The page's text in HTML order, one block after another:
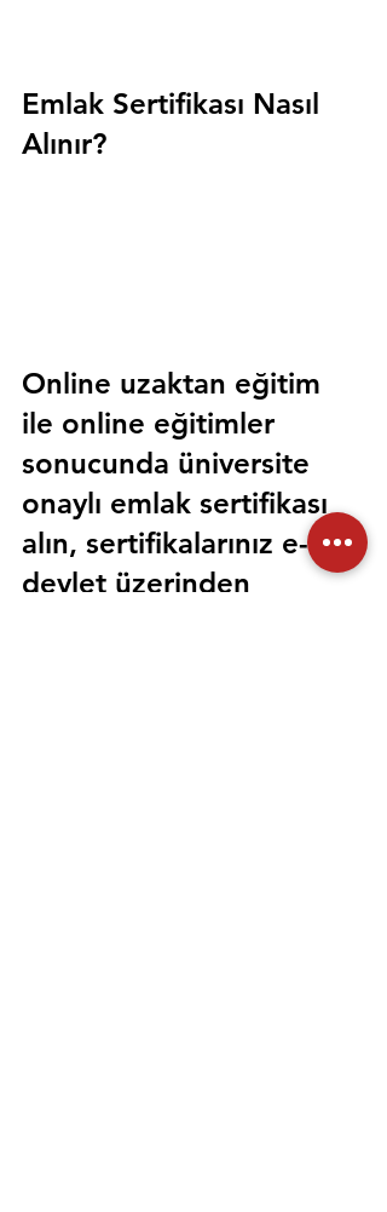
Emlak Sertifikası Nasıl
Alınır?
Online uzaktan eğitim
ile online eğitimler
sonucunda üniversite
onaylı emlak sertifikası
alın, sertifikalarınız e-
devlet üzerinden